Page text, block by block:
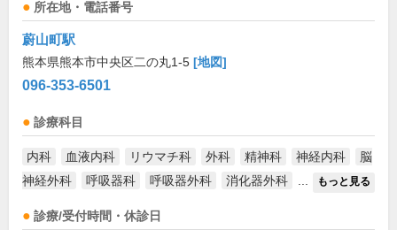
所在地・電話番号
蔚山町駅
熊本県熊本市中央区二の丸1-5 [地図]
096-353-6501
診療科目
内科 血液内科 リウマチ科 外科 精神科 神経内科
脳
神経外科
呼吸器科 呼吸器外科 消化器外科 もっと見る
診療/受付時間・休診日